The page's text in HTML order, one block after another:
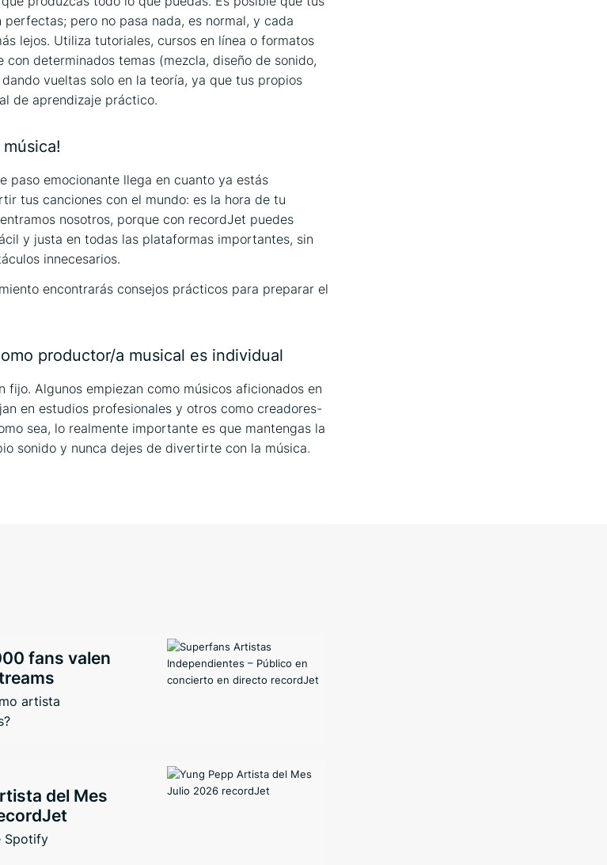
perfectas; pero no pasa nada, es normal, y cada
lejos. Utiliza tutoriales, cursos en línea o formatos
con determinados temas (mezcla, diseño de sonido,
vueltas solo en la teoría, ya que tus propios
de aprendizaje práctico.
paso emocionante llega en cuanto ya estás
tus canciones con el mundo: es la hora de tu
nosotros, porque con recordJet puedes
y justa en todas las plataformas importantes, sin
innecesarios.
encontrarás consejos prácticos para preparar el
productor/a musical es individual
fijo. Algunos empiezan como músicos aficionados en
en estudios profesionales y otros como creadores-
sea, lo realmente importante es que mantengas la
sonido y nunca dejes de divertirte con la música.
fans valen
artista
del Mes
Spotify